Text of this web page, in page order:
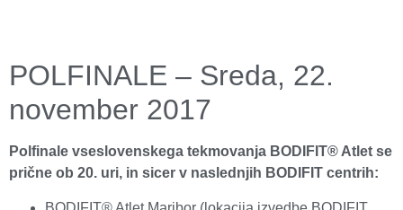
POLFINALE – Sreda, 22.
november 2017
Polfinale vseslovenskega tekmovanja BODIFIT® Atlet se
prične ob 20. uri, in sicer v naslednjih BODIFIT centrih: